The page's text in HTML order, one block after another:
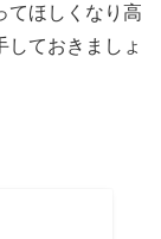
てほしくなり高
しておきましょ